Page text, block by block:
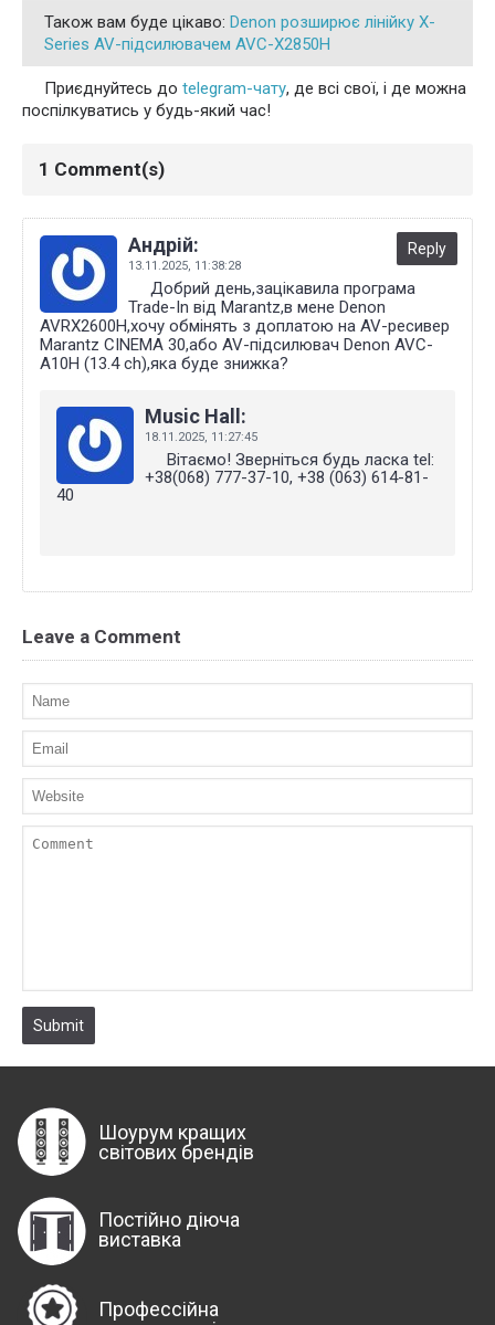
Також вам буде цікаво: Denon розширює лінійку X-
Series AV-підсилювачем AVC-X2850H
Приєднуйтесь до telegram-чату, де всі свої, і де можна
поспілкуватись у будь-який час!
1 Comment(s)
Андрій:
13.11.2025, 11:38:28
Reply
Добрий день,зацікавила програма
Trade-In від Marantz,в мене Denon
AVRX2600H,хочу обмінять з доплатою на AV-ресивер
Marantz CINEMA 30,або AV-підсилювач Denon AVC-
A10H (13.4 ch),яка буде знижка?
Music Hall:
18.11.2025, 11:27:45
Вітаємо! Зверніться будь ласка tel:
+38(068) 777-37-10, +38 (063) 614-81-
40
Leave a Comment
Submit
Шоурум кращих
світових брендів
Постійно діюча
виставка
Профессійна